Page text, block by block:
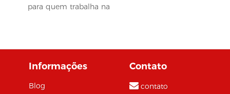
para quem trabalha na
Informações
Blog
Contato
contato